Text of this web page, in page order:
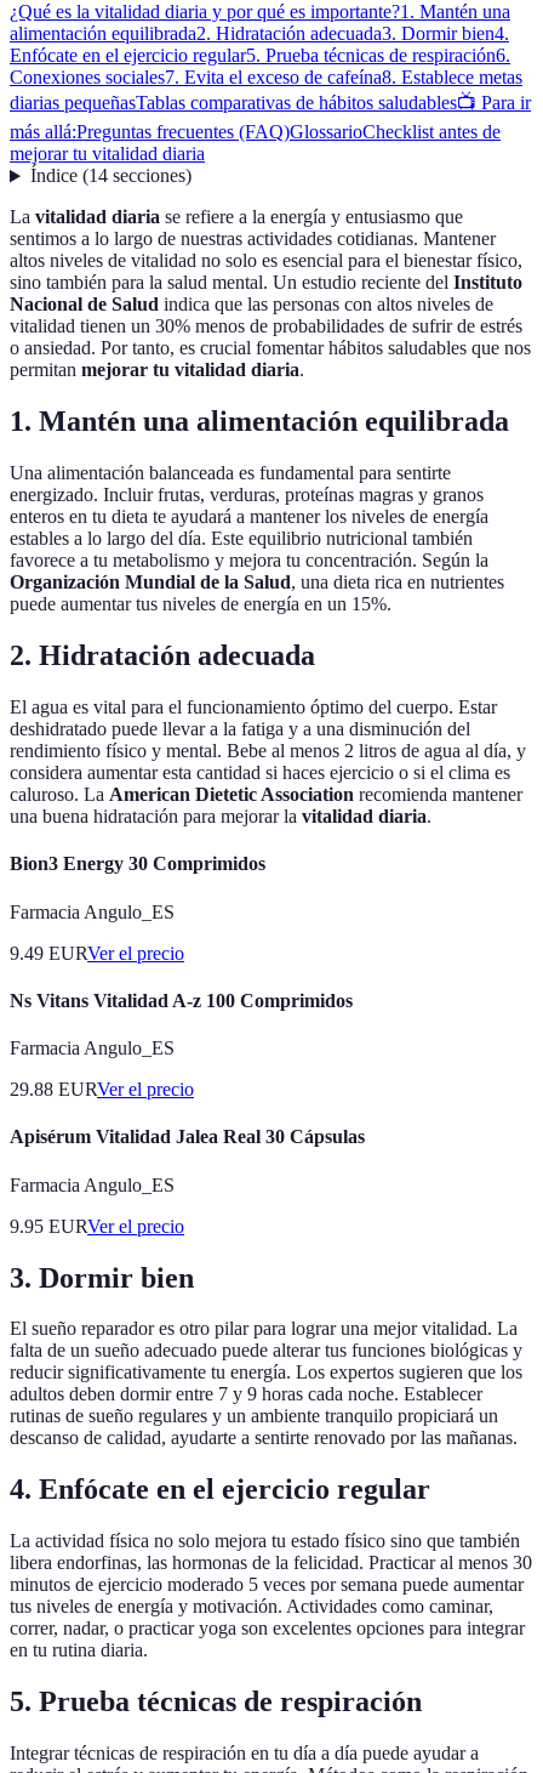
¿Qué es la vitalidad diaria y por qué es importante?1. Mantén una
alimentación equilibrada2. Hidratación adecuada3. Dormir bien4.
Enfócate en el ejercicio regular5. Prueba técnicas de respiración6.
Conexiones sociales7. Evita el exceso de cafeína8. Establece metas
diarias pequeñasTablas comparativas de hábitos saludables📺 Para ir
más allá:Preguntas frecuentes (FAQ)GlossarioChecklist antes de
mejorar tu vitalidad diaria
Índice(14 secciones)
La vitalidad diaria se refiere a la energía y entusiasmo que
sentimos a lo largo de nuestras actividades cotidianas. Mantener
altos niveles de vitalidad no solo es esencial para el bienestar físico,
sino también para la salud mental. Un estudio reciente del Instituto
Nacional de Salud indica que las personas con altos niveles de
vitalidad tienen un 30% menos de probabilidades de sufrir de estrés
o ansiedad. Por tanto, es crucial fomentar hábitos saludables que nos
permitan mejorar tu vitalidad diaria.
1. Mantén una alimentación equilibrada
Una alimentación balanceada es fundamental para sentirte
energizado. Incluir frutas, verduras, proteínas magras y granos
enteros en tu dieta te ayudará a mantener los niveles de energía
estables a lo largo del día. Este equilibrio nutricional también
favorece a tu metabolismo y mejora tu concentración. Según la
Organización Mundial de la Salud, una dieta rica en nutrientes
puede aumentar tus niveles de energía en un 15%.
2. Hidratación adecuada
El agua es vital para el funcionamiento óptimo del cuerpo. Estar
deshidratado puede llevar a la fatiga y a una disminución del
rendimiento físico y mental. Bebe al menos 2 litros de agua al día, y
considera aumentar esta cantidad si haces ejercicio o si el clima es
caluroso. La American Dietetic Association recomienda mantener
una buena hidratación para mejorar la vitalidad diaria.
Bion3 Energy 30 Comprimidos
Farmacia Angulo_ES
9.49 EURVer el precio
Ns Vitans Vitalidad A-z 100 Comprimidos
Farmacia Angulo_ES
29.88 EURVer el precio
Apisérum Vitalidad Jalea Real 30 Cápsulas
Farmacia Angulo_ES
9.95 EURVer el precio
3. Dormir bien
El sueño reparador es otro pilar para lograr una mejor vitalidad. La
falta de un sueño adecuado puede alterar tus funciones biológicas y
reducir significativamente tu energía. Los expertos sugieren que los
adultos deben dormir entre 7 y 9 horas cada noche. Establecer
rutinas de sueño regulares y un ambiente tranquilo propiciará un
descanso de calidad, ayudarte a sentirte renovado por las mañanas.
4. Enfócate en el ejercicio regular
La actividad física no solo mejora tu estado físico sino que también
libera endorfinas, las hormonas de la felicidad. Practicar al menos 30
minutos de ejercicio moderado 5 veces por semana puede aumentar
tus niveles de energía y motivación. Actividades como caminar,
correr, nadar, o practicar yoga son excelentes opciones para integrar
en tu rutina diaria.
5. Prueba técnicas de respiración
Integrar técnicas de respiración en tu día a día puede ayudar a